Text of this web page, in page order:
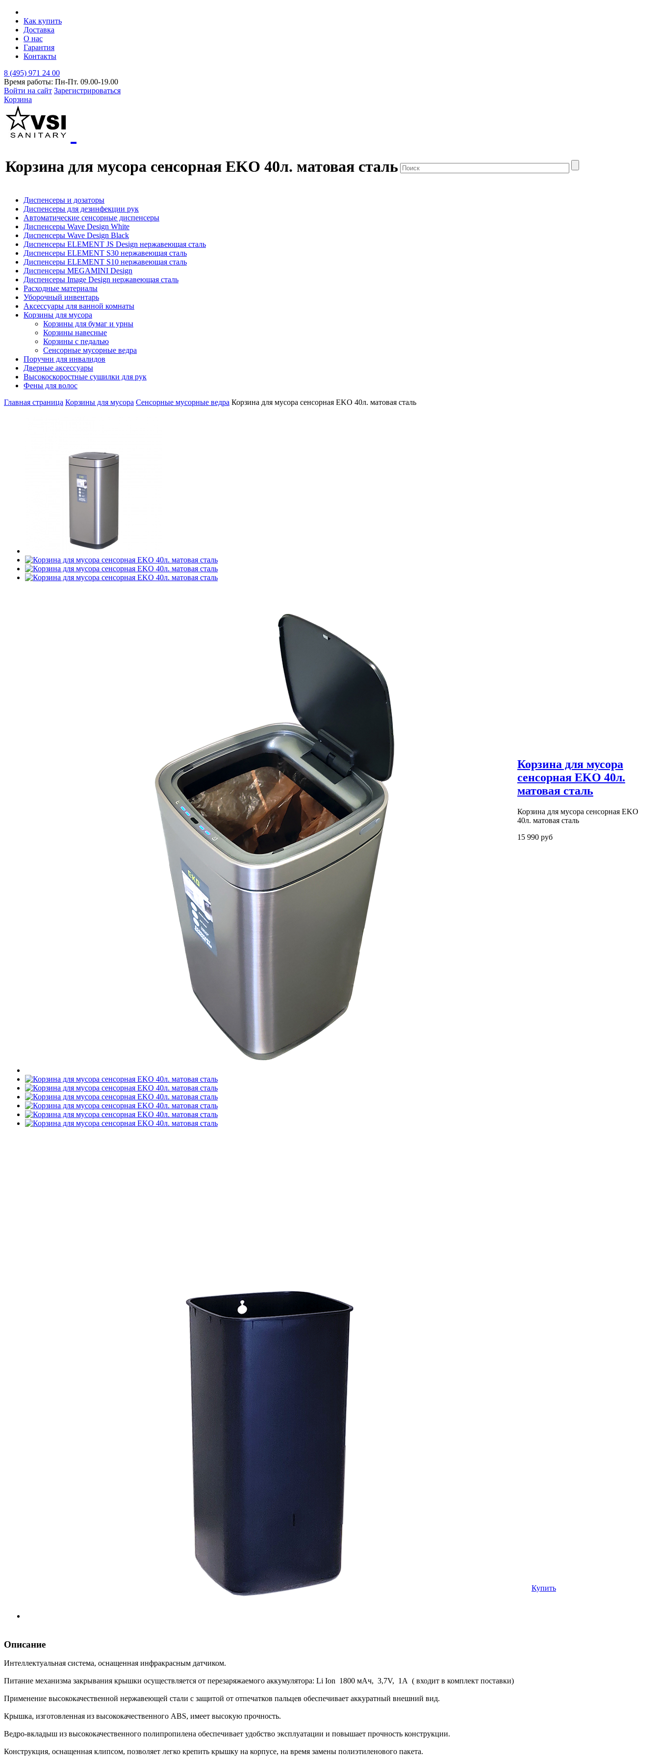
Как купить
Доставка
О нас
Гарантия
Контакты
8 (495) 971 24 00
Время работы: Пн-Пт. 09.00-19.00
Войти на сайт Зарегистрироваться
Корзина
Корзина для мусора сенсорная EKO 40л. матовая сталь
Диспенсеры и дозаторы
Диспенсеры для дезинфекции рук
Автоматические сенсорные диспенсеры
Диспенсеры Wave Design White
Диспенсеры Wave Design Black
Диспенсеры ELEMENT JS Design нержавеющая сталь
Диспенсеры ELEMENT S30 нержавеющая сталь
Диспенсеры ELEMENT S10 нержавеющая сталь
Диспенсеры MEGAMINI Design
Диспенсеры Image Design нержавеющая сталь
Расходные материалы
Уборочный инвентарь
Аксессуары для ванной комнаты
Корзины для мусора
Корзины для бумаг и урны
Корзины навесные
Корзины с педалью
Сенсорные мусорные ведра
Поручни для инвалидов
Дверные аксессуары
Высокоскоростные сушилки для рук
Фены для волос
Главная страница Корзины для мусора Сенсорные мусорные ведра Корзина для мусора сенсорная EKO 40л. матовая сталь
Корзина для мусора
сенсорная EKO 40л.
матовая сталь
Корзина для мусора сенсорная EKO
40л. матовая сталь
15 990 руб
Купить
Описание
Интеллектуальная система, оснащенная инфракрасным датчиком.
Питание механизма закрывания крышки осуществляется от перезаряжаемого аккумулятора: Li Ion 1800 мАч, 3,7V, 1А ( входит в комплект поставки)
Применение высококачественной нержавеющей стали с защитой от отпечатков пальцев обеспечивает аккуратный внешний вид.
Крышка, изготовленная из высококачественного ABS, имеет высокую прочность.
Ведро-вкладыш из высококачественного полипропилена обеспечивает удобство эксплуатации и повышает прочность конструкции.
Конструкция, оснащенная клипсом, позволяет легко крепить крышку на корпусе, на время замены полиэтиленового пакета.